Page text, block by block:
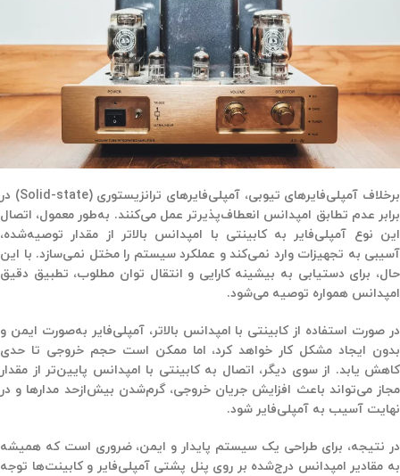
برخلاف آمپلی‌فایرهای تیوبی، آمپلی‌فایرهای ترانزیستوری
(Solid-state) در
برابر عدم تطابق امپدانس انعطاف‌پذیرتر عمل می‌کنند. به‌طور معمول، اتصال
این نوع آمپلی‌فایر به کابینتی با امپدانس بالاتر از مقدار توصیه‌شده،
آسیبی به تجهیزات وارد نمی‌کند و عملکرد سیستم را مختل نمی‌سازد. با این
حال، برای دستیابی به بیشینه کارایی و انتقال توان مطلوب، تطبیق دقیق
امپدانس همواره توصیه می‌شود.
در صورت استفاده از کابینتی با امپدانس بالاتر، آمپلی‌فایر به‌صورت ایمن و
بدون ایجاد مشکل کار خواهد کرد، اما ممکن است حجم خروجی تا حدی
کاهش یابد. از سوی دیگر، اتصال به کابینتی با امپدانس پایین‌تر از مقدار
مجاز می‌تواند باعث افزایش جریان خروجی، گرم‌شدن بیش‌ازحد مدارها و در
نهایت آسیب به آمپلی‌فایر شود.
در نتیجه، برای طراحی یک سیستم پایدار و ایمن، ضروری است که همیشه
به مقادیر امپدانس درج‌شده بر روی پنل پشتی آمپلی‌فایر و کابینت‌ها توجه